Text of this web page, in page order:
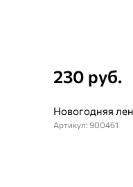
230 руб.
Новогодняя
Артикул: 900461